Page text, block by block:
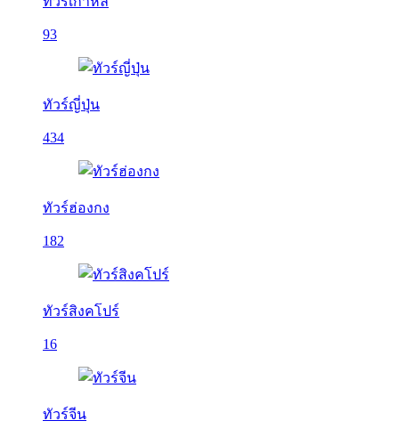
93
ทัวร์ญี่ปุ่น
434
ทัวร์ฮ่องกง
182
ทัวร์สิงคโปร์
16
ทัวร์จีน